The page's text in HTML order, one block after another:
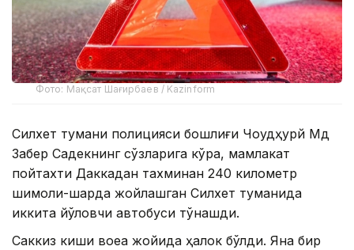
Фото: Мақсат Шағирбаев / Kazinform
Силхет тумани полицияси бошлиғи Чоудҳурй Мд
Забер Садекнинг сўзларига кўра, мамлакат
пойтахти Даккадан тахминан 240 километр
шимоли-шарқда жойлашган Силхет туманида
иккита йўловчи автобуси тўқнашди.
Саккиз киши воқеа жойида ҳалок бўлди. Яна бир